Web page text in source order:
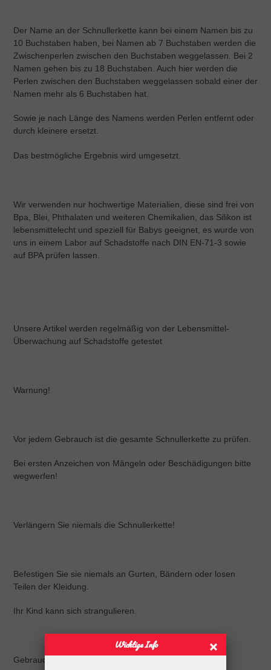
Der Name an der Schnullerkette kann bei einem Namen bis zu
10 Buchstaben haben, bei Namen ab 7 Buchstaben werden die
Zwischenperlen zwischen den Buchstaben weggelassen. Bei 2
Namen gehen bis zu 18 Buchstaben. Auch hier werden die
Perlen zwischen den Buchstaben weggelassen sobald einer der
Namen mehr als 6 Buchstaben hat.
Sowie je nach Länge des Namens werden Perlen entfernt oder
durch kleinere ersetzt.
Das bestmögliche Ergebnis wird umgesetzt.
Wir verwenden nur hochwertige Materialien, diese sind frei von
Bpa, Blei, Phthalaten und weiteren Chemikalien, das Silikon ist
lebensmittelecht und speziell für Babys geeignet, es wurde von
uns in einem Labor auf Schadstoffe nach DIN EN-71-3 sowie
auf BPA prüfen lassen.
Unsere Artikel werden regelmäßig von der Lebensmittel-
Überwachung auf Schadstoffe getestet
Warnung!
Vor jedem Gebrauch ist die gesamte Schnullerkette zu prüfen.
Bei ersten Anzeichen von Mängeln oder Beschädigungen bitte
wegwerfen!
Verlängern Sie niemals die Schnullerkette!
Befestigen Sie sie niemals an Gurten, Bändern oder losen
Teilen der Kleidung.
Ihr Kind kann sich strangulieren.
Gebrauchsanweisung
Wichtige Info